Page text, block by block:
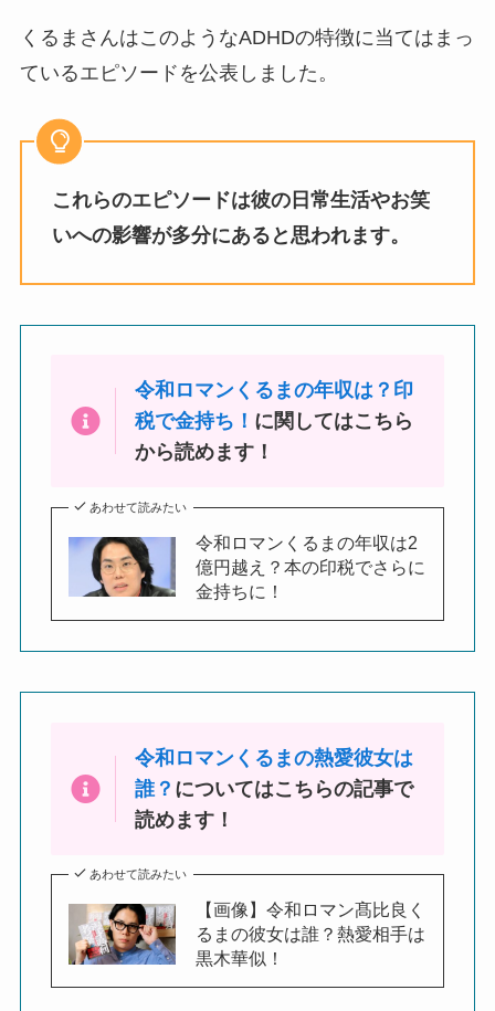
くるまさんはこのようなADHDの特徴に当てはまっ
ているエピソードを公表しました。
これらのエピソードは彼の日常生活やお笑
いへの影響が多分にあると思われます。
令和ロマンくるまの年収は？印
税で金持ち！ に関してはこちら
から読めます！
あわせて読みたい
令和ロマンくるまの年収は2
億円越え？本の印税でさらに
金持ちに！
令和ロマンくるまの熱愛彼女は
誰？ についてはこちらの記事で
読めます！
あわせて読みたい
【画像】令和ロマン髙比良く
るまの彼女は誰？熱愛相手は
黒木華似！